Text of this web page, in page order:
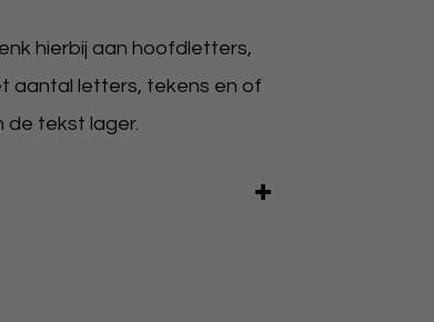
hierbij aan hoofdletters,
aantal letters, tekens en of
de tekst lager.